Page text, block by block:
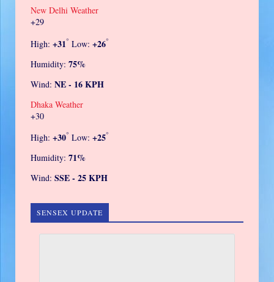
New Delhi Weather
+29
High: +31° Low: +26°
Humidity: 75%
Wind: NE - 16 KPH
Dhaka Weather
+30
High: +30° Low: +25°
Humidity: 71%
Wind: SSE - 25 KPH
SENSEX UPDATE